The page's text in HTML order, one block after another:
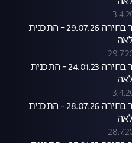
אזור בחירה 29.07.26 - התכנית
אזור בחירה 24.01.23 - התכנית
אזור בחירה 28.07.26 - התכנית